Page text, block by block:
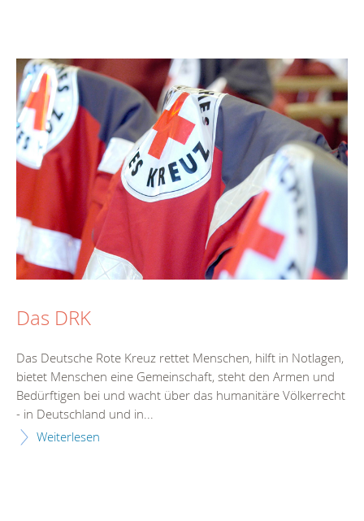
Das DRK
Das Deutsche Rote Kreuz rettet Menschen, hilft in Notlagen,
bietet Menschen eine Gemeinschaft, steht den Armen und
Bedürftigen bei und wacht über das humanitäre Völkerrecht
- in Deutschland und in...
Weiterlesen